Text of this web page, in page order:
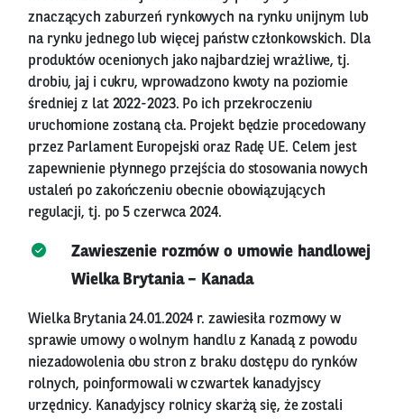
znaczących zaburzeń rynkowych na rynku unijnym lub
na rynku jednego lub więcej państw członkowskich. Dla
produktów ocenionych jako najbardziej wrażliwe, tj.
drobiu, jaj i cukru, wprowadzono kwoty na poziomie
średniej z lat 2022-2023. Po ich przekroczeniu
uruchomione zostaną cła. Projekt będzie procedowany
przez Parlament Europejski oraz Radę UE. Celem jest
zapewnienie płynnego przejścia do stosowania nowych
ustaleń po zakończeniu obecnie obowiązujących
regulacji, tj. po 5 czerwca 2024.
Zawieszenie rozmów o umowie handlowej
Wielka Brytania – Kanada
Wielka Brytania 24.01.2024 r. zawiesiła rozmowy w
sprawie umowy o wolnym handlu z Kanadą z powodu
niezadowolenia obu stron z braku dostępu do rynków
rolnych, poinformowali w czwartek kanadyjscy
urzędnicy. Kanadyjscy rolnicy skarżą się, że zostali